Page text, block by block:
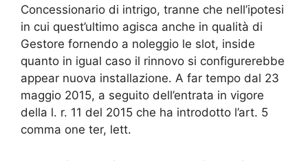
Concessionario di intrigo, tranne che nell’ipotesi
in cui quest’ultimo agisca anche in qualità di
Gestore fornendo a noleggio le slot, inside
quanto in igual caso il rinnovo si configurerebbe
appear nuova installazione. A far tempo dal 23
maggio 2015, a seguito dell’entrata in vigore
della l. r. 11 del 2015 che ha introdotto l’art. 5
comma one ter, lett.